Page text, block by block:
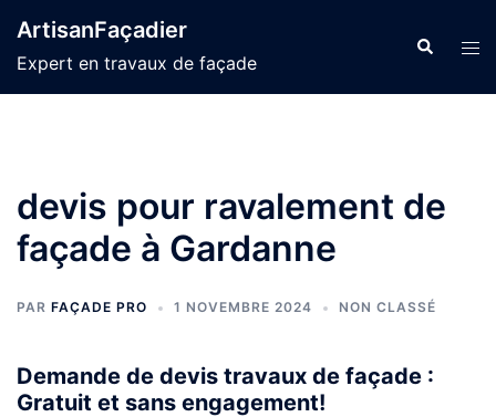
au
contenu
ArtisanFaçadier
Expert en travaux de façade
devis pour ravalement de
façade à Gardanne
PAR FAÇADE PRO 1 NOVEMBRE 2024 NON CLASSÉ
Demande de devis travaux de façade :
Gratuit et sans engagement!